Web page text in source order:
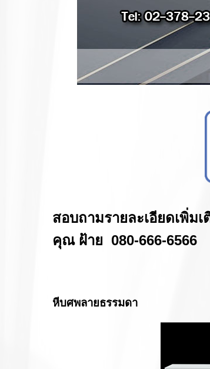
สอบถามรายละเอียดเพิ่ม
คุณ ฝ้าย 080-666-6566
หีบศพลายธรรมดา